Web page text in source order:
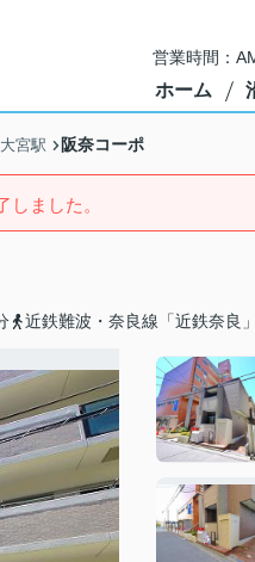
営業時間：
ホーム
宮駅 阪奈コーポ
しました。
近鉄難波・奈良線「近鉄奈良